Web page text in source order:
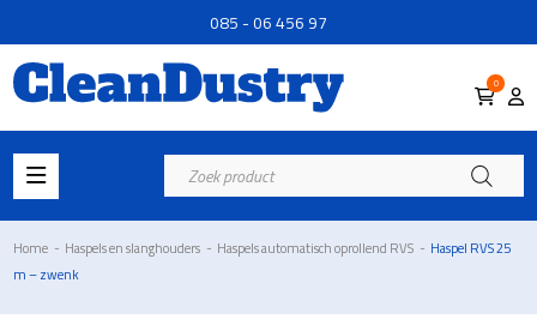
085 - 06 456 97
0
Producten
zoeken
Home - Haspels en slanghouders - Haspels automatisch oprollend RVS - Haspel RVS 25
m – zwenk